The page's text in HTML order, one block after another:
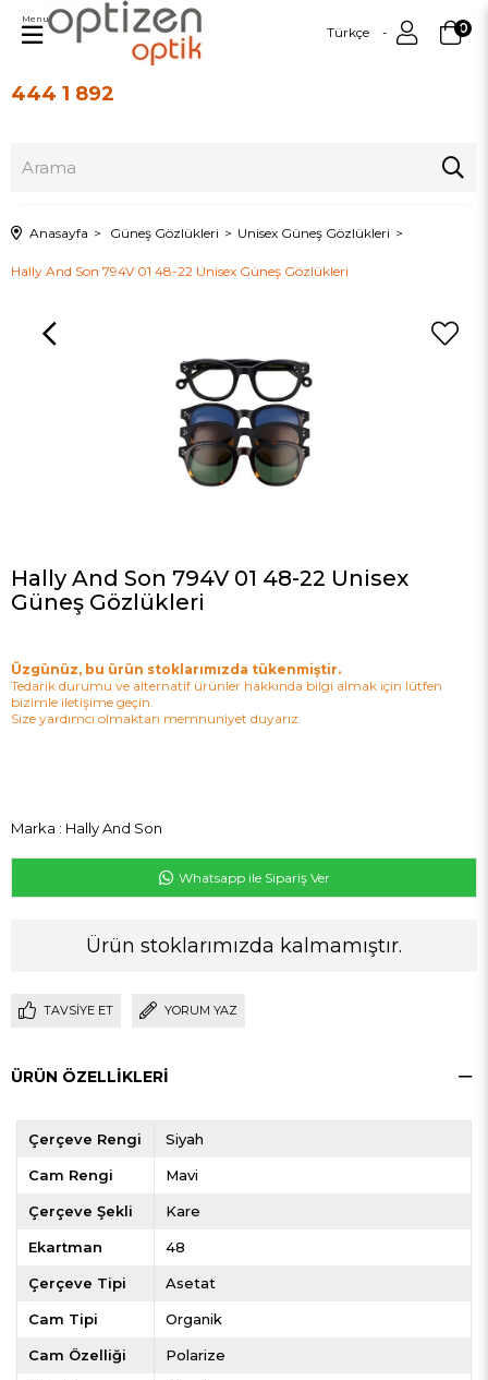
444 1 892
Türkçe 0
Menu
Anasayfa Güneş Gözlükleri Unisex Güneş Gözlükleri
Hally And Son 794V 01 48-22 Unisex Güneş Gözlükleri
Hally And Son 794V 01 48-22 Unisex
Güneş Gözlükleri
Üzgünüz, bu ürün stoklarımızda tükenmiştir.
Tedarik durumu ve alternatif ürünler hakkında bilgi almak için lütfen
bizimle iletişime geçin.
Size yardımcı olmaktan memnuniyet duyarız.
Marka : Hally And Son
Whatsapp ile Sipariş Ver
Ürün stoklarımızda kalmamıştır.
TAVSIYE ET YORUM YAZ
ÜRÜN ÖZELLIKLERI
Çerçeve Rengi Siyah
Cam Rengi Mavi
Çerçeve Şekli Kare
Ekartman 48
Çerçeve Tipi Asetat
Cam Tipi Organik
Cam Özelliği Polarize